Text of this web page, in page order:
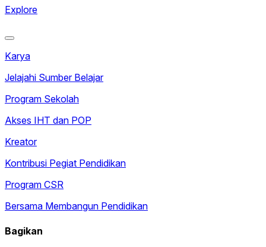
Explore
Karya
Jelajahi Sumber Belajar
Program Sekolah
Akses IHT dan POP
Kreator
Kontribusi Pegiat Pendidikan
Program CSR
Bersama Membangun Pendidikan
Bagikan